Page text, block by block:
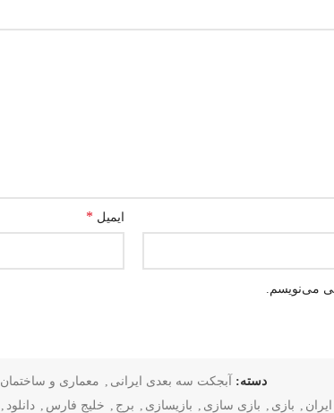
ایمیل *
می‌نویسم.
دسته: آبجکت سه بعدی ایرانی
معماری و ساختمان
ایران بازی بازی سازی بازیسازی برج خلیج فارس دانلود